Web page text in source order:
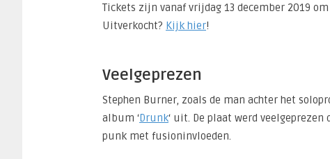
Tickets zijn vanaf vrijdag 13 december 2019
Uitverkocht? Kijk hier!
Veelgeprezen
Stephen Burner, zoals de man achter het
album ‘Drunk‘ uit. De plaat werd
punk met fusioninvloeden.